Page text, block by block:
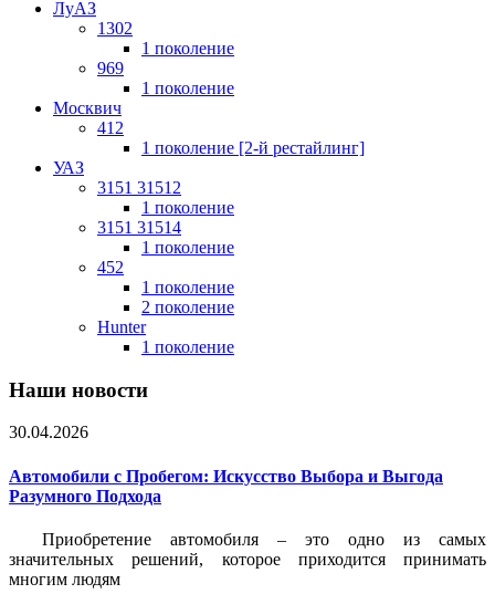
ЛуАЗ
1302
1 поколение
969
1 поколение
Москвич
412
1 поколение [2-й рестайлинг]
УАЗ
3151 31512
1 поколение
3151 31514
1 поколение
452
1 поколение
2 поколение
Hunter
1 поколение
Наши новости
30.04.2026
Автомобили с Пробегом: Искусство Выбора и Выгода
Разумного Подхода
Приобретение автомобиля – это одно из самых
значительных решений, которое приходится принимать
многим людям